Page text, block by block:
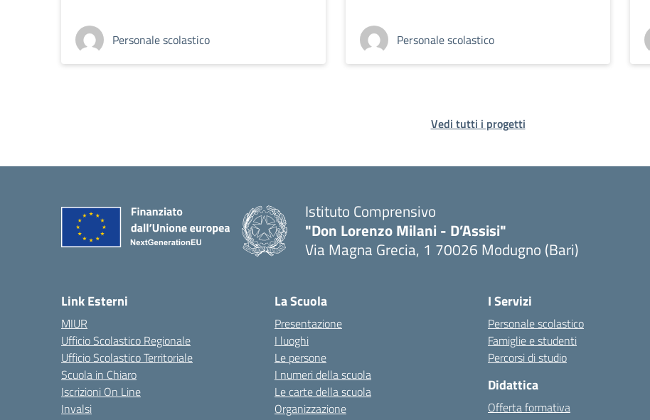
Personale scolastico Personale scolastico
Vedi tutti i progetti
Istituto Comprensivo
"Don Lorenzo Milani - D’Assisi"
Via Magna Grecia, 1 70026 Modugno (Bari)
Link Esterni
MIUR
Ufficio Scolastico Regionale
Ufficio Scolastico Territoriale
Scuola in Chiaro
Iscrizioni On Line
Invalsi
La Scuola
Presentazione
I luoghi
Le persone
I numeri della scuola
Le carte della scuola
Organizzazione
I Servizi
Personale scolastico
Famiglie e studenti
Percorsi di studio
Didattica
Offerta formativa